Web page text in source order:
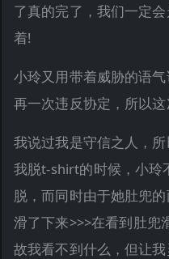
了真的完了，我们一定
着!
小玲又用带着威胁的语
再一次违反协定，所以
我说过我是守信之人，
我脱t-shirt的时候，小玲
脱，而同时由于她肚兜
滑了下来>>>在看到肚兜
故我看不到什么，但让